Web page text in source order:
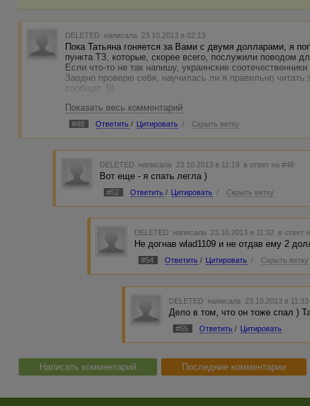
DELETED написала 23.10.2013 в 02:13
Пока Татьяна гоняется за Вами с двумя долларами, я
пункта ТЗ, которые, скорее всего, послужили поводом
Если что-то не так напишу, украинские
Заодно проверю себя, научилась ли я правильно
сообщат. )))
1. Нужны статьи от 2000 зн. По теме «интернет магазин»
- Текст, который требуется заказчику, должен быть
продажи товаров через интернет-магазины и содержать
2. Выбрать ПОДХОДЯЩЕЕ ключевое слово из ДВУХ
- Из длинного списка предлагаемых Вебмастером слов
словосочетания из двух слов, которые будут
3. СНАЧАЛА БЕРИТЕ ЗАКАЗ, ПОТОМ напишите (в
выбрали, чтобы не было повторов.
- О том, какое именно ключевые слова Вы хотите
заказчику в обсуждении, чтобы исключить
4. НАСЫТИТЬ статью СВОИМ ключевым словом 5 РАЗ.
- Выбранное Вами и утвержденное заказчиком ключевое
Показать весь комментарий
#48 Ответить / Цитировать / Скрыть ветку
DELETED написала 23.10.2013 в 11:19 в ответ на #48
Вот еще - я спать легла )
#52 Ответить / Цитировать / Скрыть ветку
DELETED написала 23.10.2013 в 11:32 в ответ
Не догнав wlad1109 и не отдав ему 2
#54 Ответить / Цитировать / Скрыть ветку
DELETED написала 23.10.2013 в
Дело в том, что он тоже спал )
#55 Ответить / Цитировать
Написать комментарий Последние комментарии